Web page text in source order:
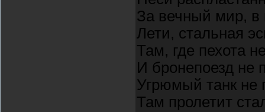
За вечный мир, в
Лети, стальная
Там, где пехота
И бронепоезд не
Угрюмый танк не
Там пролетит